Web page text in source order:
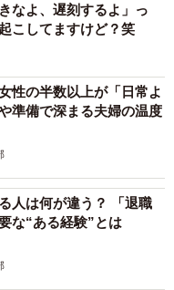
なよ、遅刻するよ」っ
こしてますけど？笑
性の半数以上が「日常よ
準備で深まる夫婦の温度
人は何が違う？ 「退職
な“ある経験”とは